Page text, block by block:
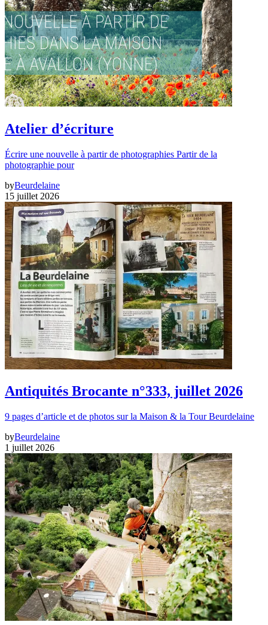
Atelier d’écriture
Écrire une nouvelle à partir de photographies Partir de la
photographie pour
byBeurdelaine
15 juillet 2026
Antiquités Brocante n°333, juillet 2026
9 pages d’article et de photos sur la Maison & la Tour Beurdelaine
byBeurdelaine
1 juillet 2026